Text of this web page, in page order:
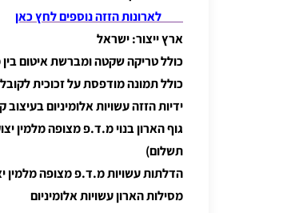
לארונות הזזה נוספים לחץ כאן
ארץ ייצור: ישראל
כולל טריקה שקטה ומברשת איטום בין
כולל תמונה מודפסת על זכוכית לקובל
ידיות הזזה עשויות אלומיניום
גוף הארון בנוי מ.ד.פ מצופה מלמין
תשלום)
הדלתות עשויות מ.ד.פ מצופה מלמין
מסילות הארון עשויות אלומיניום